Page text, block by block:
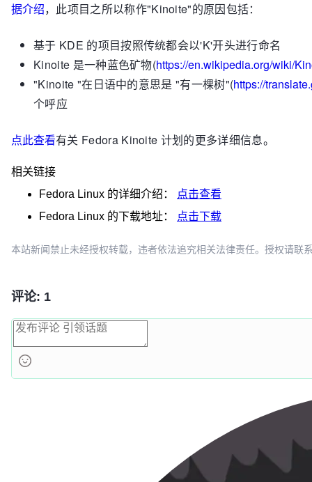
据介绍，此项目之所以称作"Kinoite"的原因包括：
基于 KDE 的项目按照传统都会以'K'开头进行命名
Kinoite 是一种蓝色矿物(https://en.wikipedia.org/wiki/
"Kinoite "在日语中的意思是 "有一棵树"(https://
个呼应
点此查看有关 Fedora Kinoite 计划的更多详细信息。
相关链接
Fedora Linux 的详细介绍：
点击查看
Fedora Linux 的下载地址： 点击下载
本站新闻禁止未经授权转载，违者依法追究相关法律责任。授权请联
评论: 1